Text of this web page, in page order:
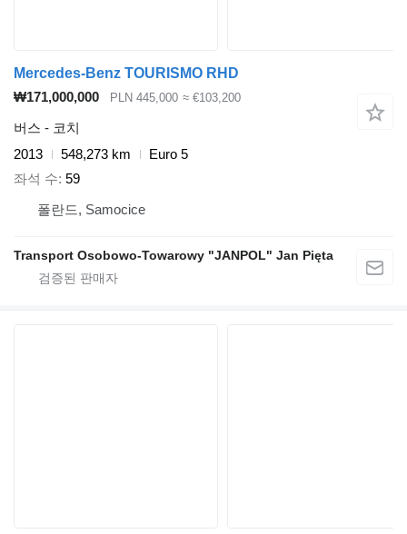
Mercedes-Benz TOURISMO RHD
₩171,000,000
PLN 445,000 ≈ €103,200
버스 - 코치
2013
548,273 km
Euro 5
좌석 수 59
폴란드, Samocice
Transport Osobowo-Towarowy "JANPOL" Jan Pięta